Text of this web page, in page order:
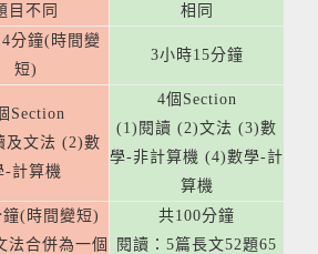
目不同
相同
分鐘(時間變
短)
3小時15分鐘
Section
及文法 (2)數
-計算機
4個Section
(1)閱讀 (2)文法 (3)數
學-非計算機 (4)數學-計
算機
鐘(時間變短)
法合併為一個
共100分鐘
閱讀：5篇長文52題65